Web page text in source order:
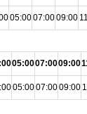
05:0007:0009:00
05:0007:0009:00
05:0007:0009:00